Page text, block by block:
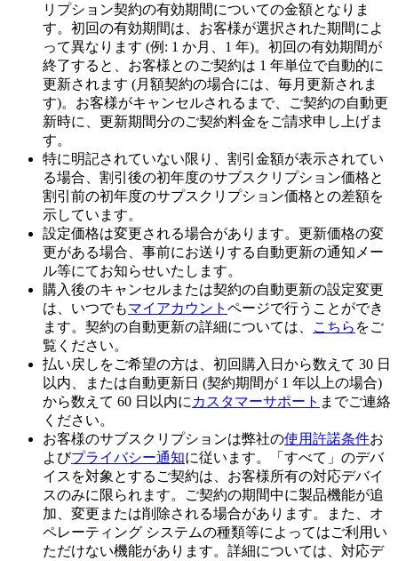
リプション契約の有効期間についての金額となりま
す。初回の有効期間は、お客様が選択された期間によ
って異なります (例: 1 か月、1 年)。初回の有効期間が
終了すると、お客様とのご契約は 1 年単位で自動的に
更新されます (月額契約の場合には、毎月更新されま
す)。お客様がキャンセルされるまで、ご契約の自動更
新時に、更新期間分のご契約料金をご請求申し上げま
す。
特に明記されていない限り、割引金額が表示されてい
る場合、割引後の初年度のサブスクリプション価格と
割引前の初年度のサプスクリプション価格との差額を
示しています。
設定価格は変更される場合があります。更新価格の変
更がある場合、事前にお送りする自動更新の通知メー
ル等にてお知らせいたします。
購入後のキャンセルまたは契約の自動更新の設定変更
は、いつでもマイアカウント ページで行うことができ
ます。契約の自動更新の詳細については、
こちら をご
覧ください。
払い戻しをご希望の方は、初回購入日から数えて 30 日
以内、または自動更新日 (契約期間が 1 年以上の場合)
から数えて 60 日以内にカスタマーサポート までご連絡
ください。
お客様のサブスクリプションは弊社の使用許諾条件お
よびプライバシー通知に従います。「すべて」のデバ
イスを対象とするご契約は、お客様所有の対応デバイ
スのみに限られます。ご契約の期間中に製品機能が追
加、変更または削除される場合があります。また、オ
ペレーティング システムの種類等によってはご利用い
ただけない機能があります。詳細については、対応デ